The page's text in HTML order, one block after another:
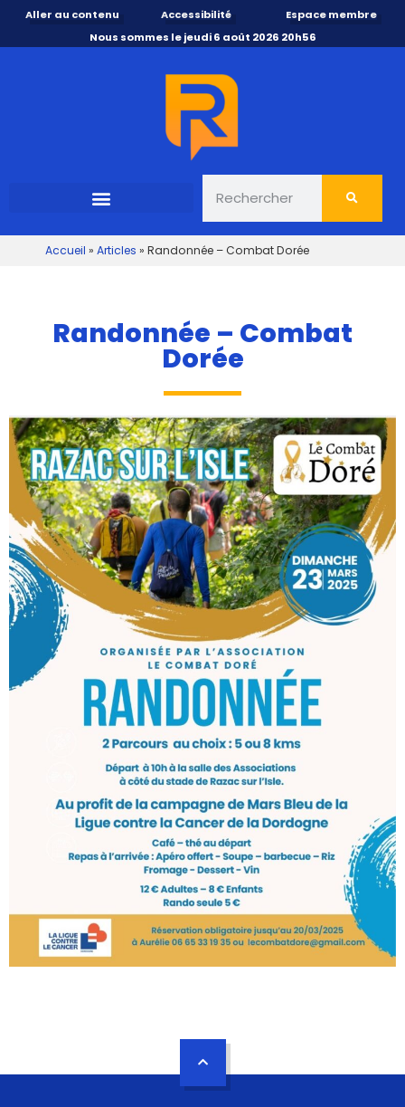
Aller au contenu Accessibilité
Espace membre
Nous sommes le jeudi 6 août 2026 20h56
Accueil » Articles » Randonnée – Combat Dorée
Randonnée – Combat
Dorée